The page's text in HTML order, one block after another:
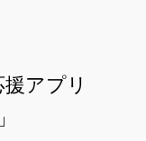
アプリ